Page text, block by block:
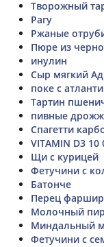
Творожный
Рагу
Ржаные
Пюре из
инулин
Сыр мягкий
поке с
Тартин
пивные
Спагетти
VITAMIN D3 10
Щи с курицей
Фетучини с
Батонче
Перец
Молочный
Миндальный
Фетучини с